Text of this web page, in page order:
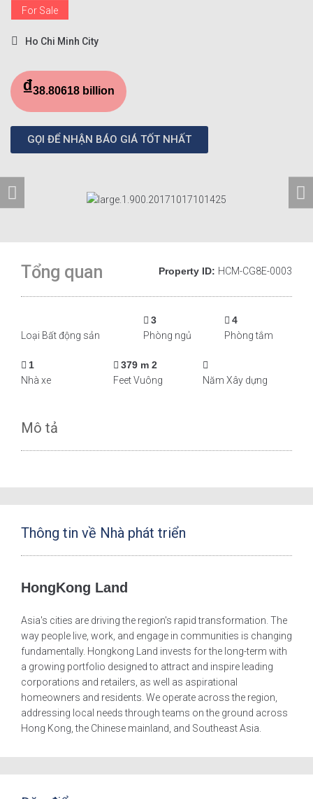
For Sale
Ho Chi Minh City
₫38.80618 billion
GỌI ĐỂ NHẬN BÁO GIÁ TỐT NHẤT
Tổng quan Property ID: HCM-CG8E-0003
Loại Bất động sản
3
Phòng ngủ
4
Phòng tắm
1
Nhà xe
379 m 2
Feet Vuông
Năm Xây dựng
Mô tả
Thông tin về Nhà phát triển
HongKong Land
Asia's cities are driving the region's rapid transformation. The
way people live, work, and engage in communities is changing
fundamentally. Hongkong Land invests for the long-term with
a growing portfolio designed to attract and inspire leading
corporations and retailers, as well as aspirational
homeowners and residents. We operate across the region,
addressing local needs through teams on the ground across
Hong Kong, the Chinese mainland, and Southeast Asia.